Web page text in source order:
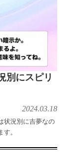
別にスピリ
2024.03.18
状況別に吉夢なの
。